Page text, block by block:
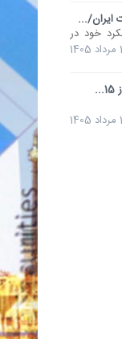
ایران/...
خود در